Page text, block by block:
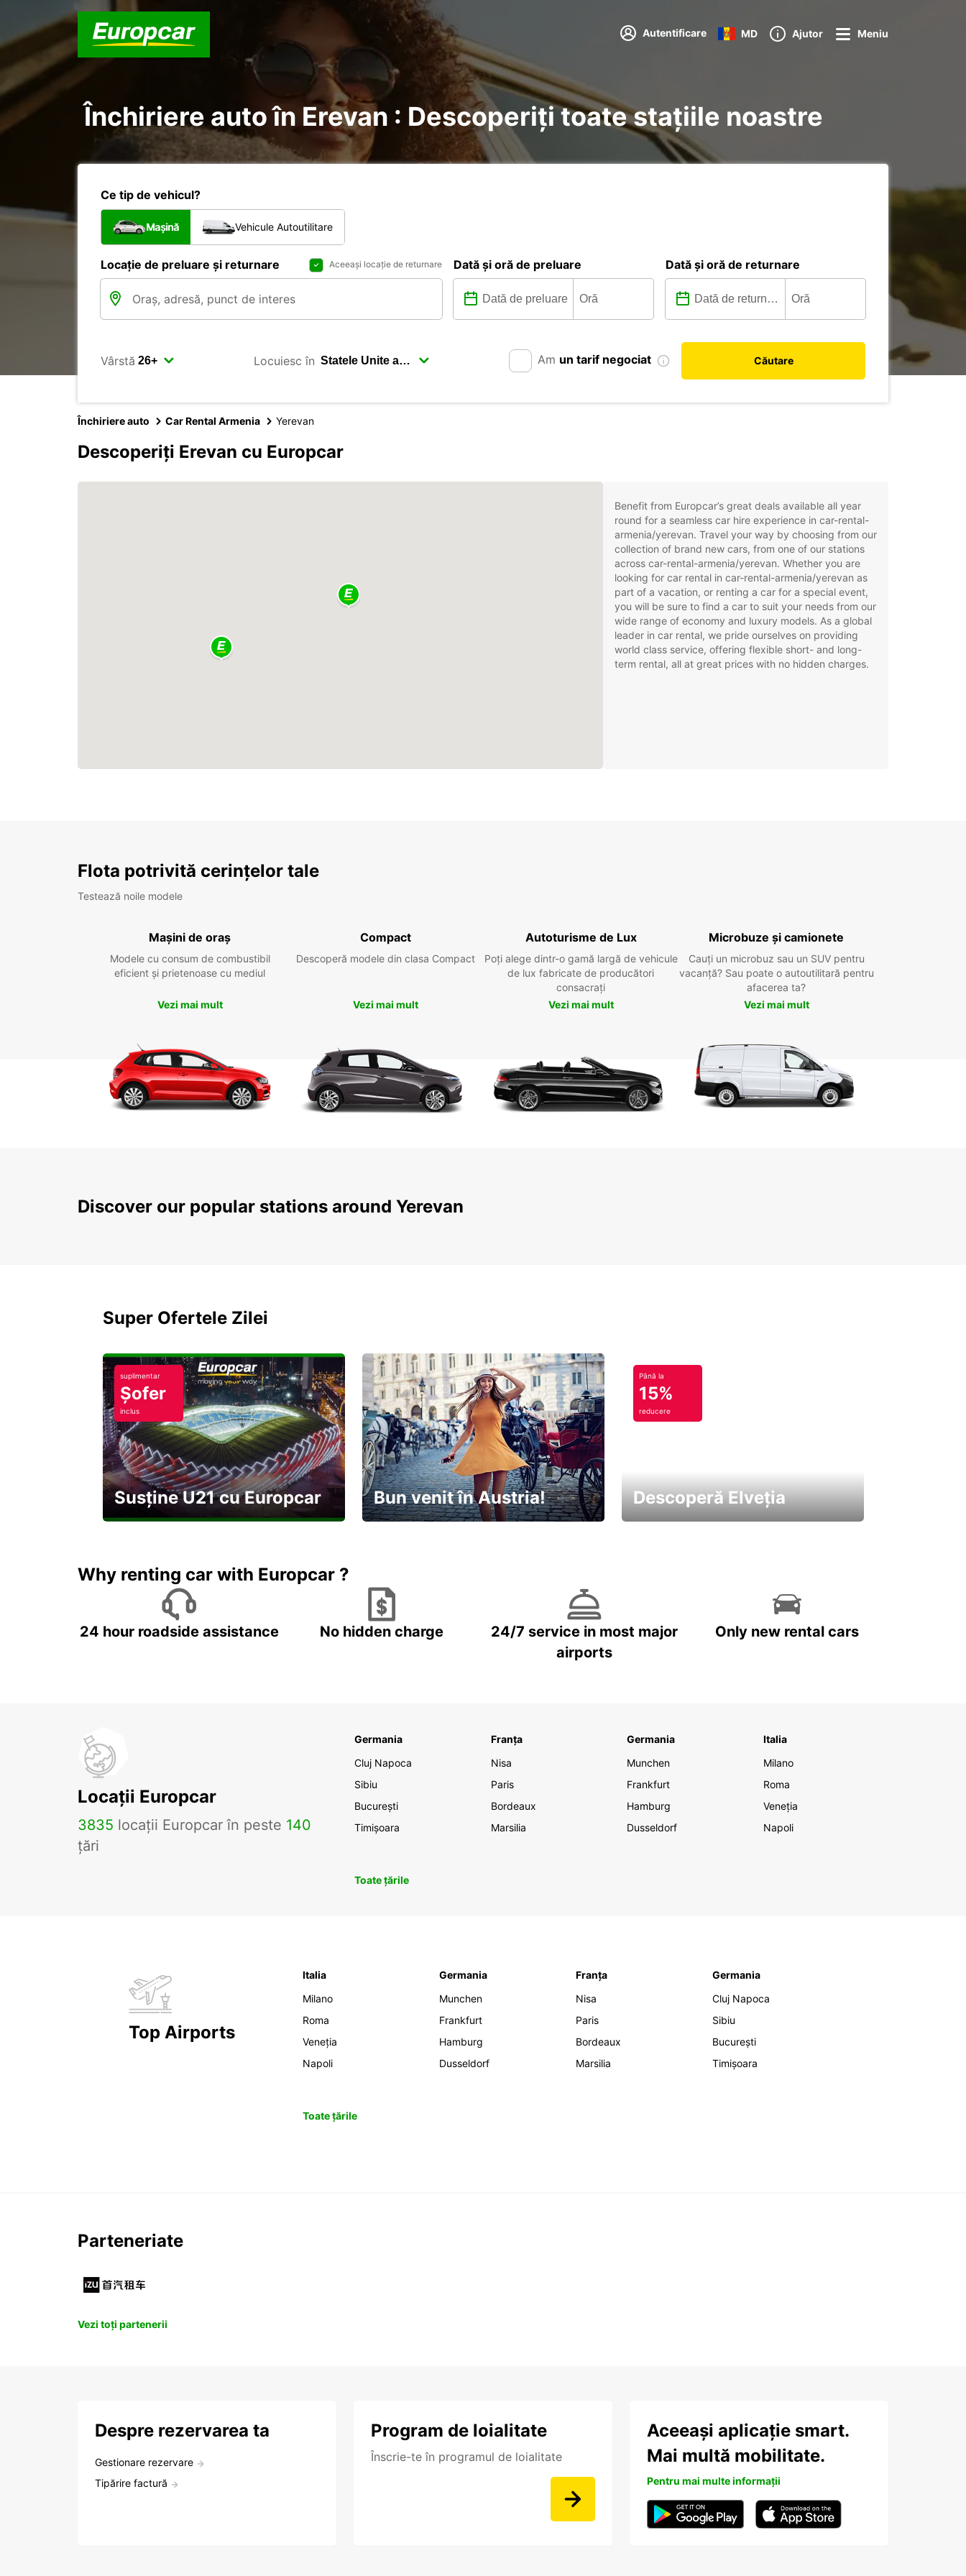
Autentificare MD Ajutor Meniu
Închiriere auto în Erevan : Descoperiți toate stațiile noastre
Ce tip de vehicul?
Mașină Vehicule Autoutilitare
Locație de preluare și returnare Aceeași locație de returnare Dată și oră de preluare Dată și oră de returnare
Vârstă Locuiesc în Am un tarif negociat Căutare
Închiriere auto Car Rental Armenia Yerevan
Descoperiți Erevan cu Europcar
Benefit from Europcar’s great deals available all year
round for a seamless car hire experience in car-rental-
armenia/yerevan. Travel your way by choosing from our
collection of brand new cars, from one of our stations
across car-rental-armenia/yerevan. Whether you are
looking for car rental in car-rental-armenia/yerevan as
part of a vacation, or renting a car for a special event,
you will be sure to find a car to suit your needs from our
wide range of economy and luxury models. As a global
leader in car rental, we pride ourselves on providing
world class service, offering flexible short- and long-
term rental, all at great prices with no hidden charges.
Flota potrivită cerințelor tale
Testează noile modele
Mașini de oraș
Modele cu consum de combustibil
eficient și prietenoase cu mediul
Vezi mai mult
Compact
Descoperă modele din clasa Compact
Vezi mai mult
Autoturisme de Lux
Poți alege dintr-o gamă largă de vehicule
de lux fabricate de producători
consacrați
Vezi mai mult
Microbuze și camionete
Cauți un microbuz sau un SUV pentru
vacanță? Sau poate o autoutilitară pentru
afacerea ta?
Vezi mai mult
Discover our popular stations around Yerevan
Super Ofertele Zilei
suplimentar
Șofer
inclus
Susține U21 cu Europcar Bun venit în Austria!
Până la
15%
reducere
Descoperă Elveția
Why renting car with Europcar ?
24 hour roadside assistance No hidden charge
24/7 service in most major
airports
Only new rental cars
Locații Europcar
3835 locații Europcar în peste 140
țări
Germania
Cluj Napoca
Sibiu
București
Timișoara
Franța
Nisa
Paris
Bordeaux
Marsilia
Germania
Munchen
Frankfurt
Hamburg
Dusseldorf
Italia
Milano
Roma
Veneția
Napoli
Toate țările
Top Airports
Italia
Milano
Roma
Veneția
Napoli
Germania
Munchen
Frankfurt
Hamburg
Dusseldorf
Franța
Nisa
Paris
Bordeaux
Marsilia
Germania
Cluj Napoca
Sibiu
București
Timișoara
Toate țările
Parteneriate
Vezi toți partenerii
Despre rezervarea ta
Gestionare rezervare
Tipărire factură
Program de loialitate
Înscrie-te în programul de loialitate
Aceeași aplicație smart.
Mai multă mobilitate.
Pentru mai multe informații